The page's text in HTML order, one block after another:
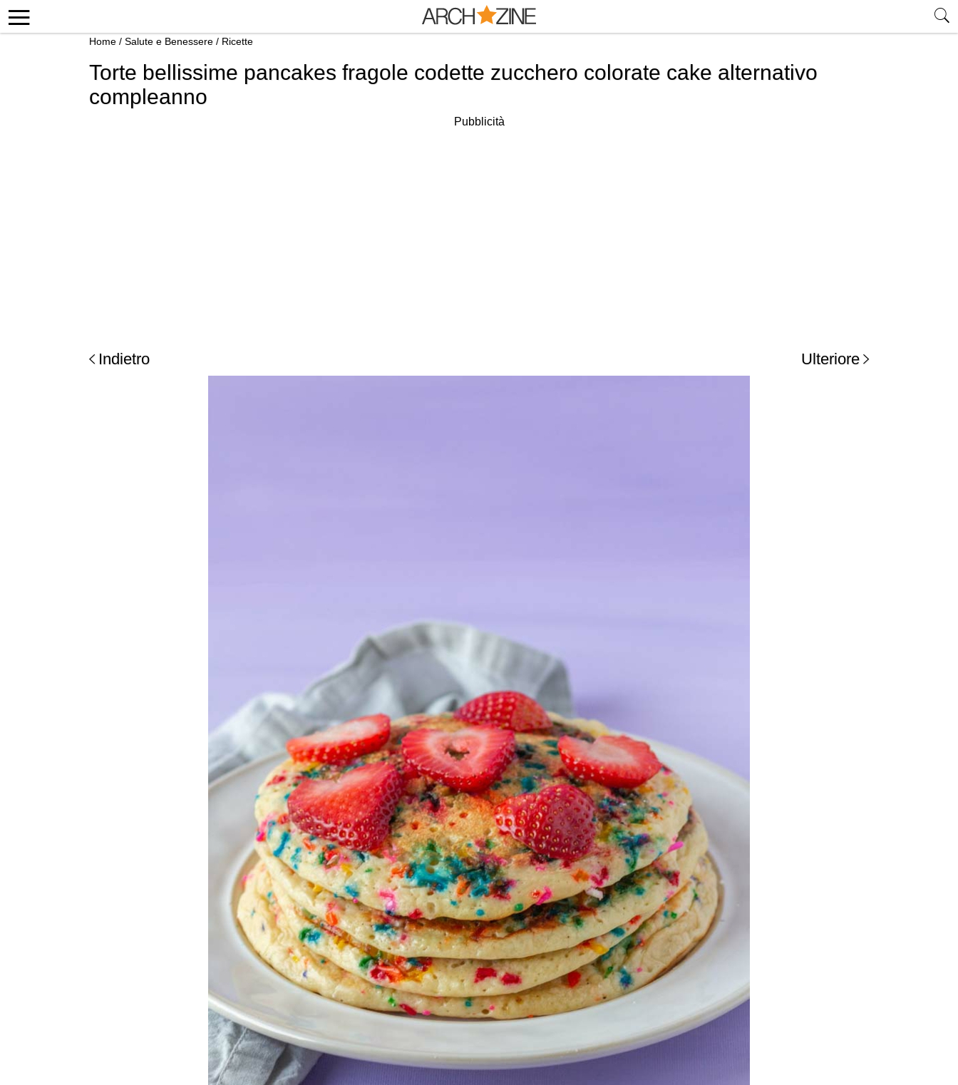
Home / Salute e Benessere / Ricette
Torte bellissime pancakes fragole codette zucchero colorate cake alternativo
compleanno
Pubblicità
Indietro Ulteriore